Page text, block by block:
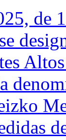
de